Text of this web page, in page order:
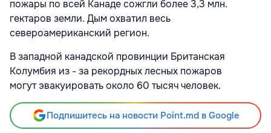
пожары по всей Канаде сожгли более 3,3 млн.
гектаров земли. Дым охватил весь
североамериканский регион.
В западной канадской провинции Британская
Колумбия из - за рекордных лесных пожаров
могут эвакуировать около 60 тысяч человек.
Подпишитесь на новости Point.md в Google